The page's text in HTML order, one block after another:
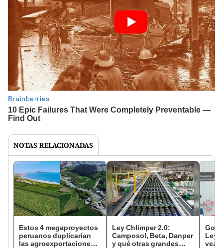
NOTAS RELACIONADAS
Estos 4 megaproyectos
peruanos duplicarían
las agroexportaciones,
Ley Chlimper 2.0:
Camposol, Beta, Danper
y qué otras grandes
Ley
vez